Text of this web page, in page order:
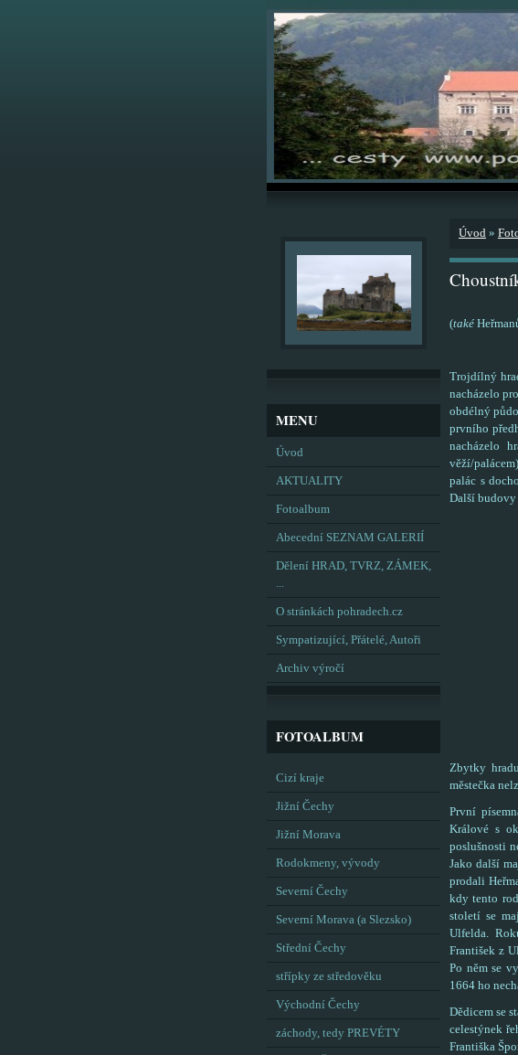
MENU
Úvod
AKTUALITY
Fotoalbum
Abecední SEZNAM GALERIÍ
Dělení HRAD, TVRZ, ZÁMEK,
...
O stránkách pohradech.cz
Sympatizující, Přátelé, Autoři
Archiv výročí
FOTOALBUM
Cizí kraje
Jižní Čechy
Jižní Morava
Rodokmeny, vývody
Severní Čechy
Severní Morava (a Slezsko)
Střední Čechy
střípky ze středověku
Východní Čechy
záchody, tedy PREVÉTY
Úvod »
(také
Trojdílný
nacházelo
obdélný
prvního
nacházelo
věží/
palác s
Další
Zbytky
městečka
První
Králové s
poslušnosti
Jako další
prodali
kdy tento
století se
Ulfelda.
František z
Po něm se
1664 ho
Dědicem se
celestýnek
Františka